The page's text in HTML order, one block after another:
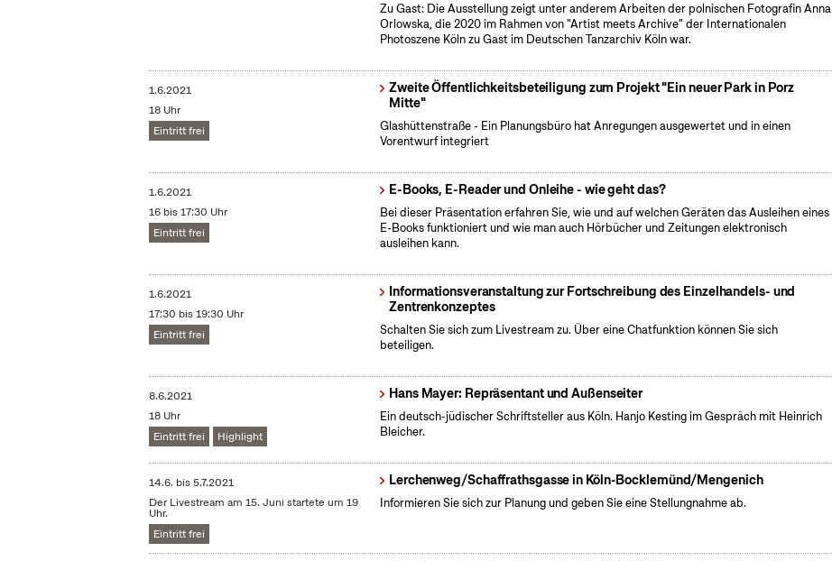
Zu Gast: Die Ausstellung zeigt unter anderem Arbeiten der polnischen Fotografin Anna
Orlowska, die 2020 im Rahmen von "Artist meets Archive" der Internationalen
Photoszene Köln zu Gast im Deutschen Tanzarchiv Köln war.
1.6.2021
18 Uhr
Eintritt frei
Zweite Öffentlichkeitsbeteiligung zum Projekt "Ein neuer Park in Porz
Mitte"
Glashüttenstraße - Ein Planungsbüro hat Anregungen ausgewertet und in einen
Vorentwurf integriert
1.6.2021
16 bis 17:30 Uhr
Eintritt frei
E-Books, E-Reader und Onleihe - wie geht das?
Bei dieser Präsentation erfahren Sie, wie und auf welchen Geräten das Ausleihen eines
E-Books funktioniert und wie man auch Hörbücher und Zeitungen elektronisch
ausleihen kann.
1.6.2021
17:30 bis 19:30 Uhr
Eintritt frei
Informationsveranstaltung zur Fortschreibung des Einzelhandels- und
Zentrenkonzeptes
Schalten Sie sich zum Livestream zu. Über eine Chatfunktion können Sie sich
beteiligen.
8.6.2021
18 Uhr
Eintritt frei
Highlight
Hans Mayer: Repräsentant und Außenseiter
Ein deutsch-jüdischer Schriftsteller aus Köln. Hanjo Kesting im Gespräch mit Heinrich
Bleicher.
14.6. bis5.7.2021
Der Livestream am 15. Juni startete um 19
Uhr.
Eintritt frei
Lerchenweg/Schaffrathsgasse in Köln-Bocklemünd/Mengenich
Informieren Sie sich zur Planung und geben Sie eine Stellungnahme ab.